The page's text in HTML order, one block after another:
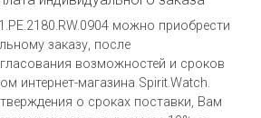
можно приобрести
заказу, после
возможностей и сроков
интернет-магазина Spirit.Watch.
о сроках поставки, Вам